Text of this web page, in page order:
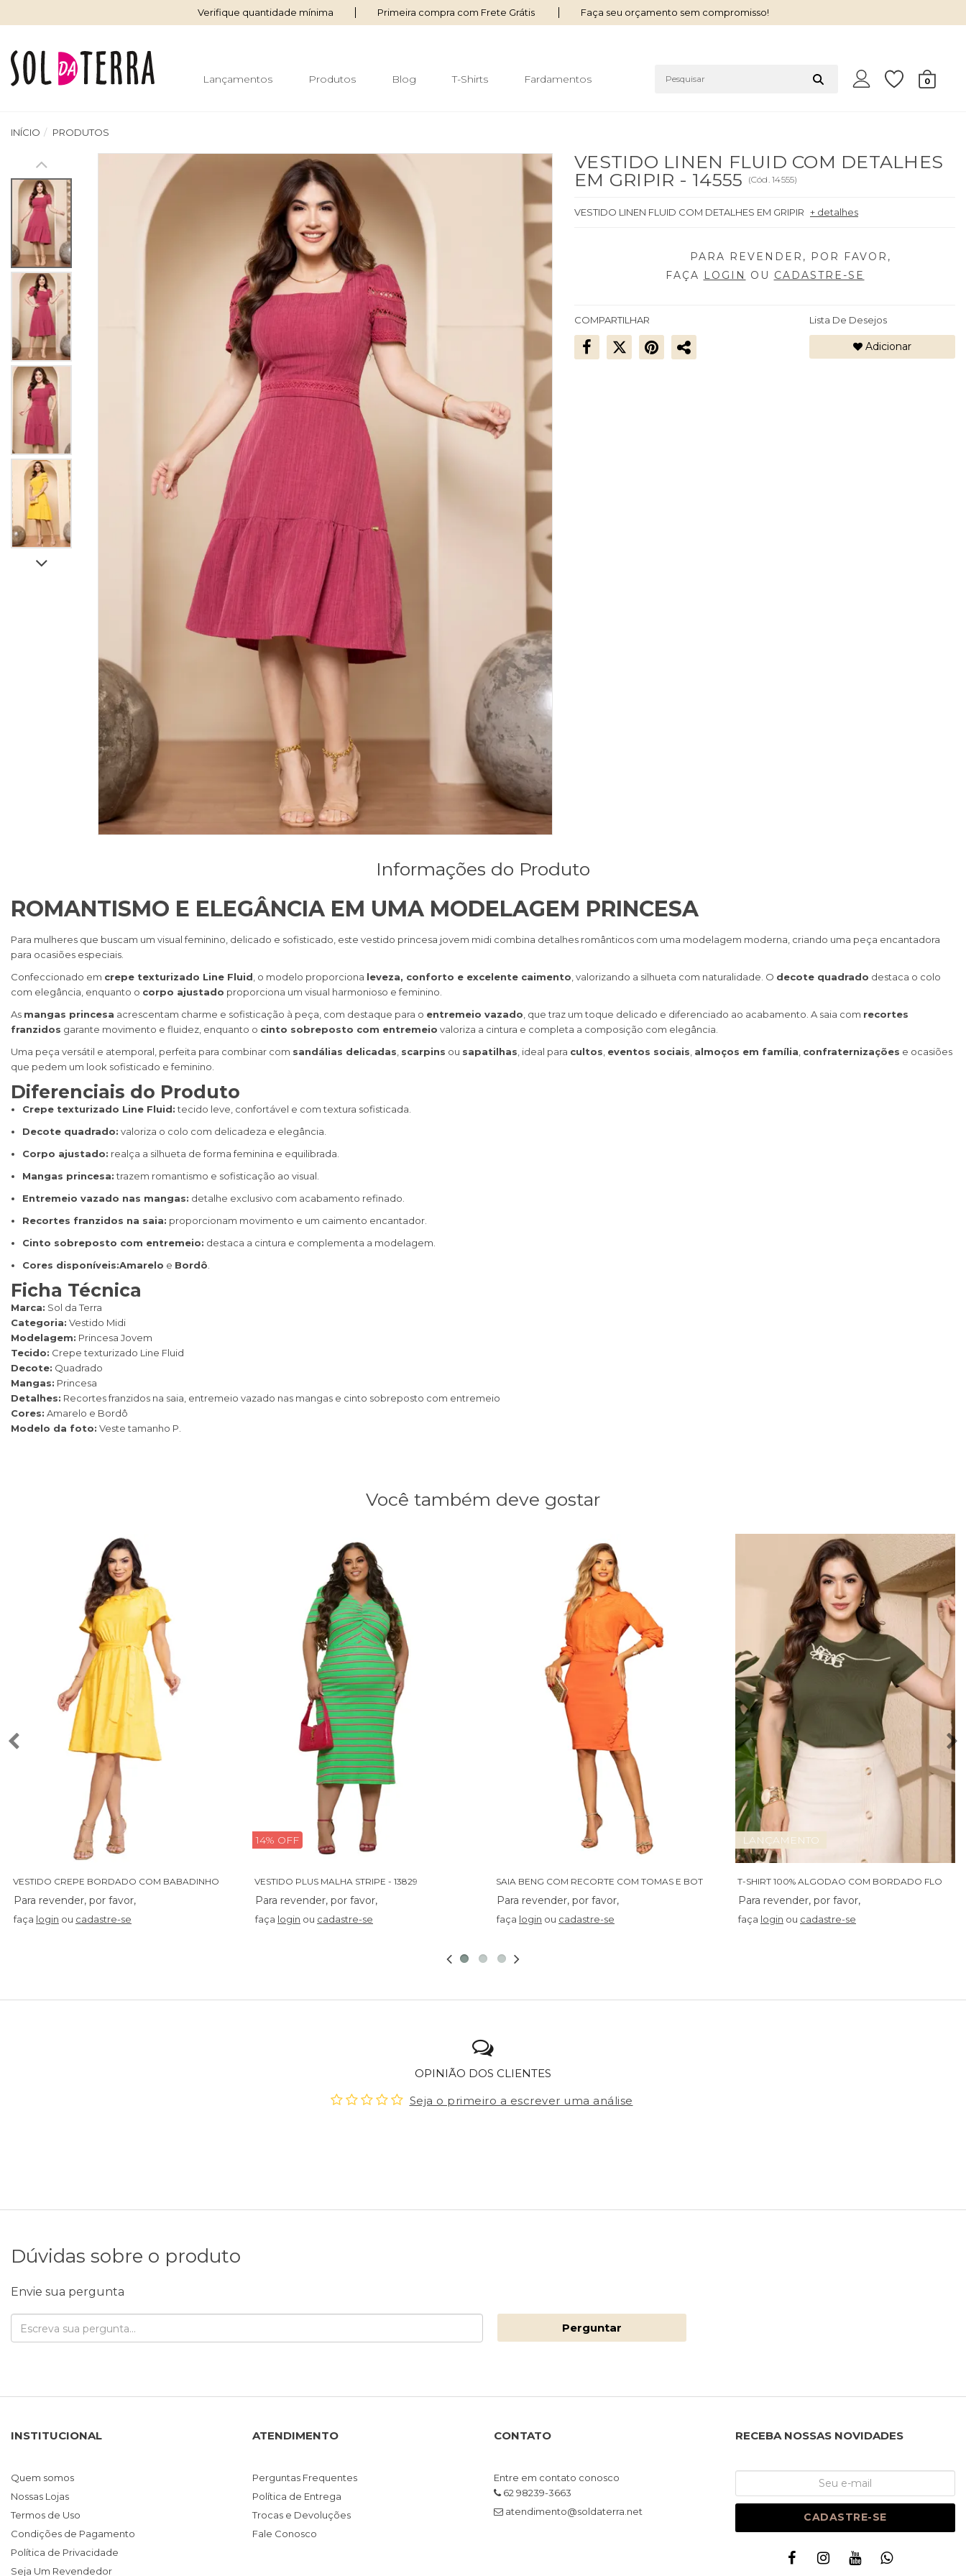
Verifique quantidade mínima Primeira compra com Frete Grátis Faça seu orçamento sem compromisso!
Lançamentos Produtos Blog T-Shirts Fardamentos 0
INÍCIO PRODUTOS
VESTIDO LINEN FLUID COM DETALHES
EM GRIPIR - 14555
(Cód. 14555)
VESTIDO LINEN FLUID COM DETALHES EM GRIPIR + detalhes
FAÇA LOGIN OU CADASTRE-SE
COMPARTILHAR Lista De Desejos
Adicionar
Informações do Produto
ROMANTISMO E ELEGÂNCIA EM UMA MODELAGEM PRINCESA
Para mulheres que buscam um visual feminino, delicado e sofisticado, este vestido princesa jovem midi combina detalhes românticos com uma modelagem moderna, criando uma peça encantadora
para ocasiões especiais.
Confeccionado em crepe texturizado Line Fluid , o modelo proporciona leveza, conforto e excelente caimento , valorizando a silhueta com naturalidade. O decote quadrado destaca o colo
com elegância, enquanto o corpo ajustado proporciona um visual harmonioso e feminino.
As mangas princesa acrescentam charme e sofisticação à peça, com destaque para o entremeio vazado , que traz um toque delicado e diferenciado ao acabamento. A saia com recortes
franzidos garante movimento e fluidez, enquanto o cinto sobreposto com entremeio valoriza a cintura e completa a composição com elegância.
Uma peça versátil e atemporal, perfeita para combinar com sandálias delicadas scarpins ou sapatilhas , ideal para cultos eventos sociais almoços em família confraternizações e ocasiões
que pedem um look sofisticado e feminino.
Diferenciais do Produto
Crepe texturizado Line Fluid:tecido leve, confortável e com textura sofisticada.
Decote quadrado: valoriza o colo com delicadeza e elegância.
Corpo ajustado: realça a silhueta de forma feminina e equilibrada.
Mangas princesa:trazem romantismo e sofisticação ao visual.
Entremeio vazado nas mangas: detalhe exclusivo com acabamento refinado.
Recortes franzidos na saia: proporcionam movimento e um caimento encantador.
Cinto sobreposto com entremeio: destaca a cintura e complementa a modelagem.
Cores disponíveis:Amarelo e Bordô
Ficha Técnica
Marca: Sol da Terra
Categoria: Vestido Midi
Modelagem: Princesa Jovem
Tecido: Crepe texturizado Line Fluid
Decote: Quadrado
Mangas: Princesa
Detalhes: Recortes franzidos na saia, entremeio vazado nas mangas e cinto sobreposto com entremeio
Cores: Amarelo e Bordô
Modelo da foto: Veste tamanho P.
Você também deve gostar
faça login ou cadastre-se
14% OFF
VESTIDO PLUS MALHA STRIPE - 13829
faça login ou cadastre-se faça login ou cadastre-se
LANÇAMENTO
faça login ou cadastre-se
OPINIÃO DOS CLIENTES
Seja o primeiro a escrever uma análise
Dúvidas sobre o produto
Envie sua pergunta
Perguntar
INSTITUCIONAL
Quem somos
Nossas Lojas
Termos de Uso
Condições de Pagamento
Política de Privacidade
Seja Um Revendedor
ATENDIMENTO
Perguntas Frequentes
Política de Entrega
Trocas e Devoluções
Fale Conosco
CONTATO
Entre em contato conosco
62 98239-3663
atendimento@soldaterra.net
RECEBA NOSSAS NOVIDADES
CADASTRE-SE